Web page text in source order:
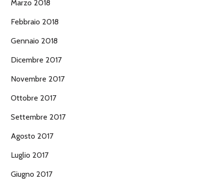
Marzo 2018
Febbraio 2018
Gennaio 2018
Dicembre 2017
Novembre 2017
Ottobre 2017
Settembre 2017
Agosto 2017
Luglio 2017
Giugno 2017